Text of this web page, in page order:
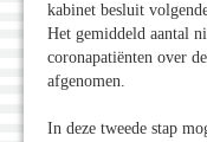
kabinet besluit
Het gemiddeld aantal
coronapatiënten over
afgenomen.
In deze tweede stap